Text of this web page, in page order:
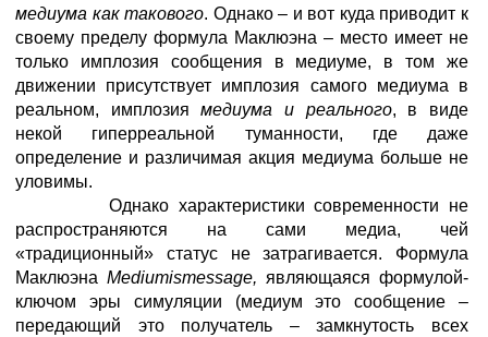
медиума как такового. Однако – и вот куда приводит к
своему пределу формула Маклюэна – место имеет не
только имплозия сообщения в медиуме, в том же
движении присутствует имплозия самого медиума в
реальном, имплозиямедиума и реального, в виде
некой гиперреальной туманности, где даже
определение и различимая акция медиума больше не
уловимы.
Однако характеристики современности не
распространяются на сами медиа, чей
«традиционный» статус не затрагивается. Формула
Маклюэна Mediumismessage, являющаяся формулой-
ключом эры симуляции (медиум это сообщение –
передающий это получатель – замкнутость всех